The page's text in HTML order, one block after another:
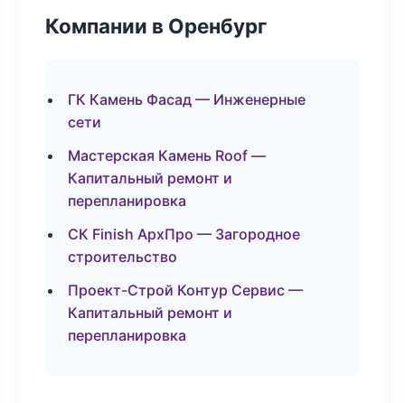
Компании в Оренбург
ГК Камень Фасад — Инженерные
сети
Мастерская Камень Roof —
Капитальный ремонт и
перепланировка
СК Finish АрхПро — Загородное
строительство
Проект-Строй Контур Сервис —
Капитальный ремонт и
перепланировка